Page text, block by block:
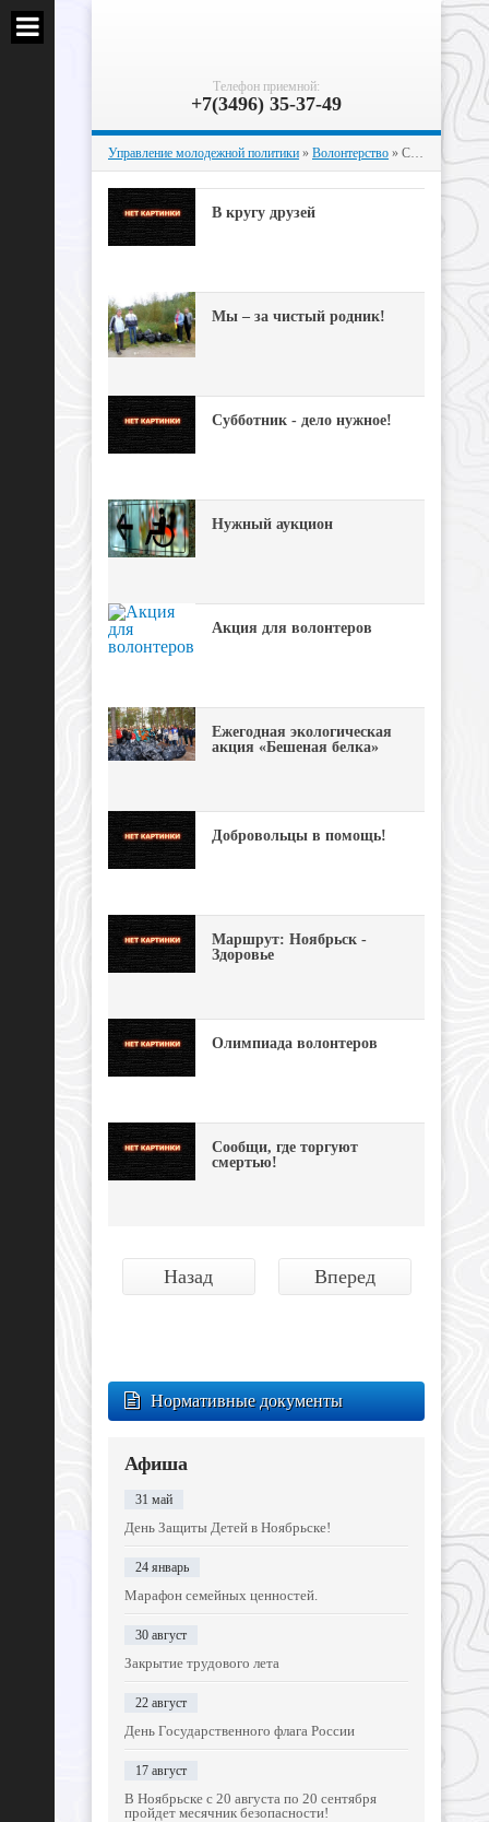
Телефон приемной:
+7(3496) 35-37-49
Управление молодежной политики » Волонтерство » Страница 18
В кругу друзей
Мы – за чистый родник!
Субботник - дело нужное!
Нужный аукцион
Акция для волонтеров
Ежегодная экологическая
акция «Бешеная белка»
Добровольцы в помощь!
Маршрут: Ноябрьск -
Здоровье
Олимпиада волонтеров
Сообщи, где торгуют
смертью!
Назад Вперед
Нормативные документы
Афиша
31 май
День Защиты Детей в Ноябрьске!
24 январь
Марафон семейных ценностей.
30 август
Закрытие трудового лета
22 август
День Государственного флага России
17 август
В Ноябрьске с 20 августа по 20 сентября
пройдет месячник безопасности!